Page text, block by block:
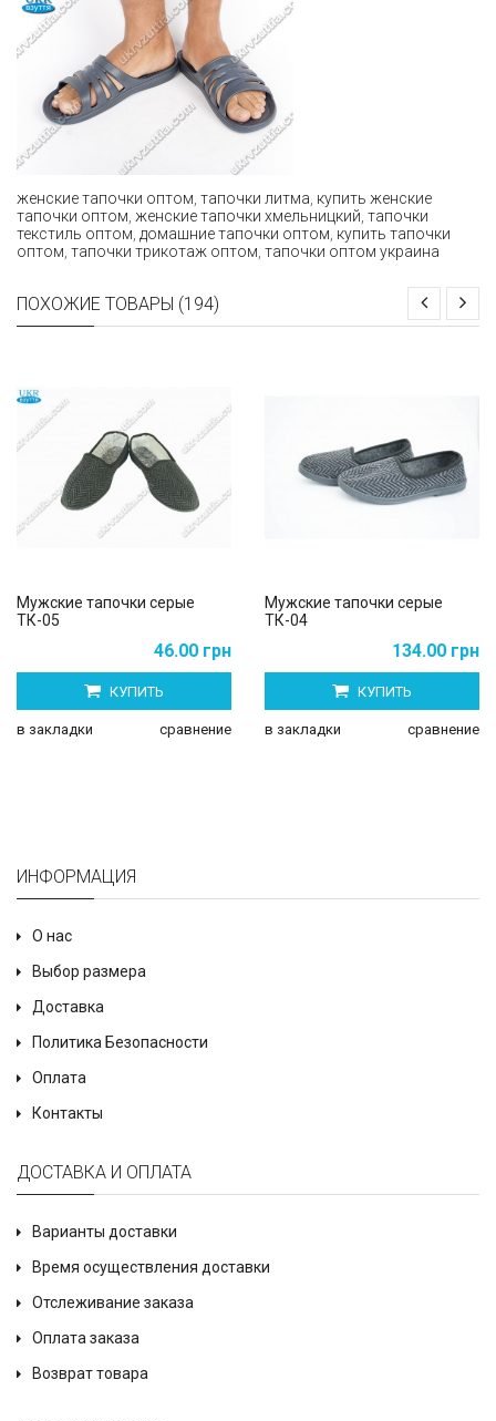
женские тапочки оптом тапочки литма купить женские
тапочки оптом женские тапочки хмельницкий тапочки
текстиль оптом домашние тапочки оптом купить тапочки
оптом тапочки трикотаж оптом тапочки оптом украина
ПОХОЖИЕ ТОВАРЫ (194)
Мужские тапочки серые
ТК-05
46.00 грн
КУПИТЬ
в закладки сравнение
Мужские тапочки серые
ТК-04
134.00 грн
КУПИТЬ
в закладки сравнение
ИНФОРМАЦИЯ
О нас
Выбор размера
Доставка
Политика Безопасности
Оплата
Контакты
ДОСТАВКА И ОПЛАТА
Варианты доставки
Время осуществления доставки
Отслеживание заказа
Оплата заказа
Возврат товара